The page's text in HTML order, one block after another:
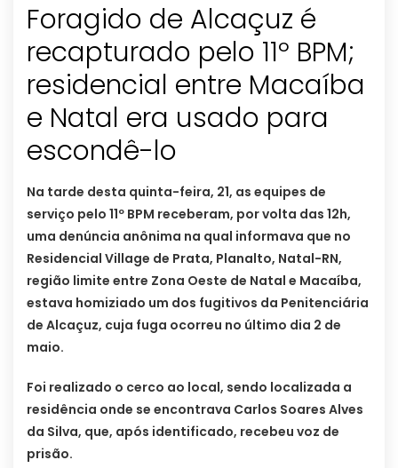
Foragido de Alcaçuz é
recapturado pelo 11º BPM;
residencial entre Macaíba
e Natal era usado para
escondê-lo
Na tarde desta quinta-feira, 21, as equipes de
serviço pelo 11º BPM receberam, por volta das 12h,
uma denúncia anônima na qual informava que no
Residencial Village de Prata, Planalto, Natal-RN,
região limite entre Zona Oeste de Natal e Macaíba,
estava homiziado um dos fugitivos da Penitenciária
de Alcaçuz, cuja fuga ocorreu no último dia 2 de
maio.
Foi realizado o cerco ao local, sendo localizada a
residência onde se encontrava Carlos Soares Alves
da Silva, que, após identificado, recebeu voz de
prisão.